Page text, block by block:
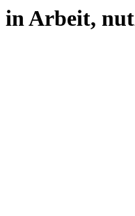
Arbeit,